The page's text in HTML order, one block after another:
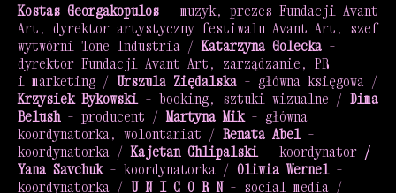
Kostas Georgakopulos – muzyk, prezes Fundacji Avant
Art, dyrektor artystyczny festiwalu Avant Art, szef
wytwórni Tone Industria /Katarzyna Golecka –
dyrektor Fundacji Avant Art, zarządzanie, PR
i marketing / Urszula Ziędalska – główna księgowa /
Krzysiek Bykowski – booking, sztuki wizualne / Dima
Belush– producent / Martyna Mik– główna
koordynatorka, wolontariat / Renata Abel –
koordynatorka / Kajetan Chlipalski – koordynator /
Yana Savchuk – koordynatorka / Oliwia Wernel–
koordynatorka / U N I C O R N– social media /